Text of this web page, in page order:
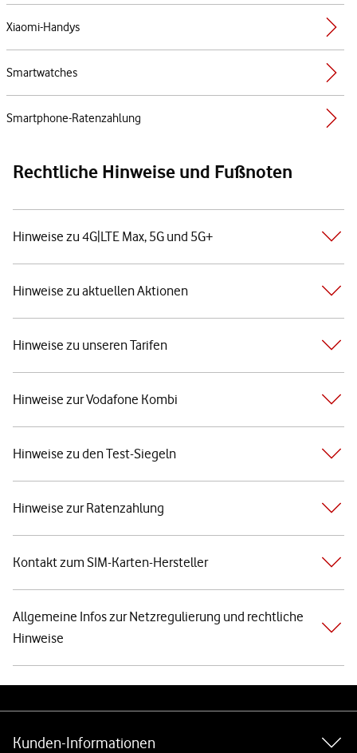
Xiaomi-Handys
Smartwatches
Smartphone-Ratenzahlung
Rechtliche Hinweise und Fußnoten
Hinweise zu 4G|LTE Max, 5G und 5G+
Hinweise zu aktuellen Aktionen
Hinweise zu unseren Tarifen
Hinweise zur Vodafone Kombi
Hinweise zu den Test-Siegeln
Hinweise zur Ratenzahlung
Kontakt zum SIM-Karten-Hersteller
Allgemeine Infos zur Netzregulierung und rechtliche
Hinweise
Kunden-Informationen